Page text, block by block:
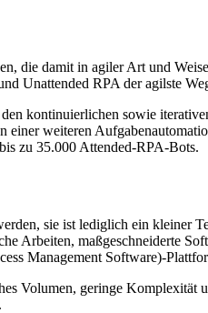
die damit in agiler Art und
Unattended RPA der agilste
kontinuierlichen sowie
weiteren
zu 35.000 Attended-RPA-Bots.
sie ist lediglich ein kleiner
Arbeiten, maßgeschneiderte
Management Software)-
Volumen, geringe Komplexität